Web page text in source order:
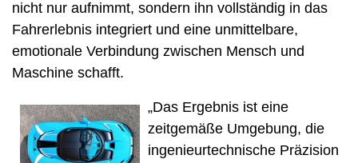
nicht nur aufnimmt, sondern ihn vollständig in das
Fahrerlebnis integriert und eine unmittelbare,
emotionale Verbindung zwischen Mensch und
Maschine schafft.
„Das Ergebnis ist eine
zeitgemäße Umgebung, die
ingenieurtechnische Präzision